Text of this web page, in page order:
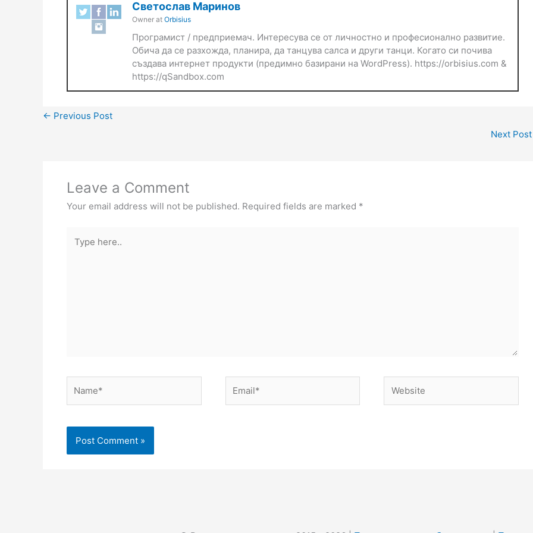
Светослав Маринов
Owner atOrbisius
Програмист / предприемач. Интересува се от личностно и професионално развитие.
Обича да се разхожда, планира, да танцува салса и други танци. Когато си почива
създава интернет продукти (предимно базирани на WordPress). https://orbisius.com &
https://qSandbox.com
← Previous Post
Next
Leave a Comment
Your email address will not be published. Required fields are marked *